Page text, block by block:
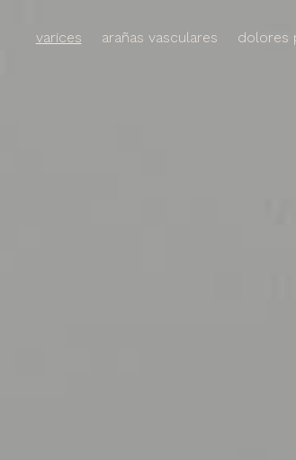
varices arañas vasculares dolores